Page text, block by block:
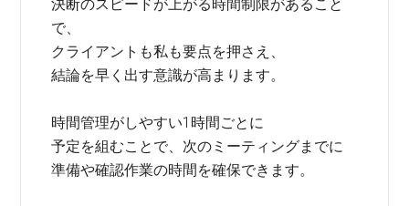
決断のスピードが上がる時間制限があること
で、
クライアントも私も要点を押さえ、
結論を早く出す意識が高まります。
時間管理がしやすい1時間ごとに
予定を組むことで、次のミーティングまでに
準備や確認作業の時間を確保できます。